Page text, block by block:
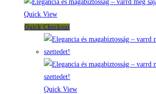
Quick View
Quick Checkout
Quick View